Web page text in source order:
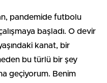
pandemide futbolu
başladı. O devir
kanat, bir
bu türlü bir şey
geçiyorum. Benim